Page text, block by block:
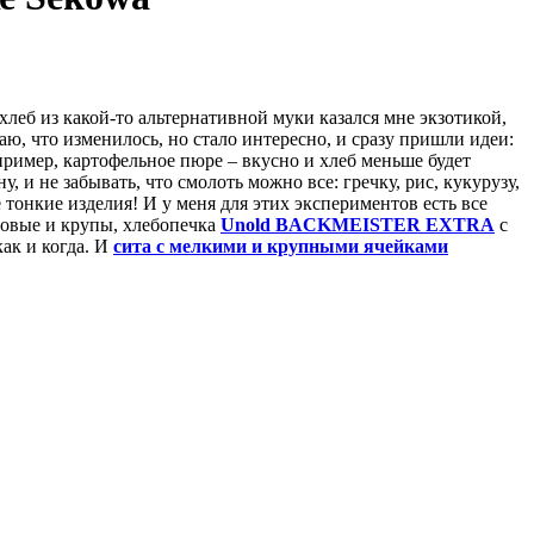
из какой-то альтернативной муки казался мне экзотикой,
что изменилось, но стало интересно, и сразу пришли идеи:
картофельное пюре – вкусно и хлеб меньше будет
и не забывать, что смолоть можно все: гречку, рис, кукурузу,
изделия! И у меня для этих экспериментов есть все
и крупы, хлебопечка Unold BACKMEISTER EXTRA с
и когда. И сита с мелкими и крупными ячейками